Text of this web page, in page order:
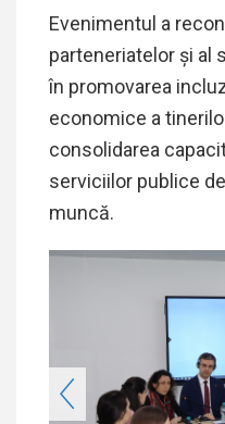
Evenimentul a
parteneriatelor și al
în promovarea
economice a
consolidarea
serviciilor publice
muncă.